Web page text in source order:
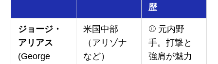
歴
ジョージ・
アリアス
(George
米国中部
（アリゾナ
など）
⚾ 元内野
手。打撃と
強肩が魅力